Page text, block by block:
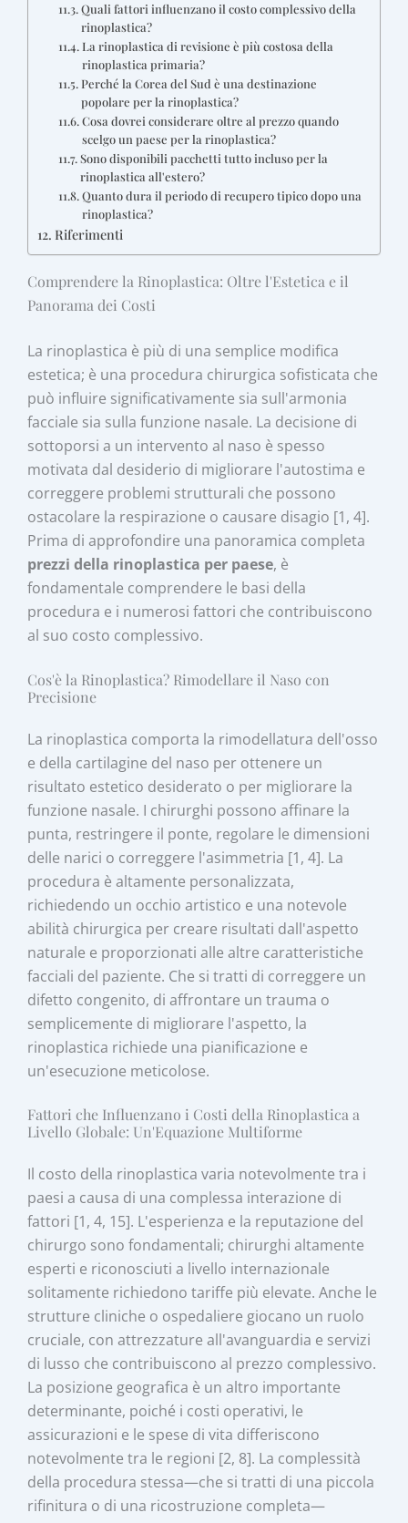
Quali fattori influenzano il costo complessivo della
rinoplastica?
La rinoplastica di revisione è più costosa della
rinoplastica primaria?
Perché la Corea del Sud è una destinazione
popolare per la rinoplastica?
Cosa dovrei considerare oltre al prezzo quando
scelgo un paese per la rinoplastica?
Sono disponibili pacchetti tutto incluso per la
rinoplastica all'estero?
Quanto dura il periodo di recupero tipico dopo una
rinoplastica?
Riferimenti
Comprendere la Rinoplastica: Oltre l'Estetica e il
Panorama dei Costi
La rinoplastica è più di una semplice modifica
estetica; è una procedura chirurgica sofisticata che
può influire significativamente sia sull'armonia
facciale sia sulla funzione nasale. La decisione di
sottoporsi a un intervento al naso è spesso
motivata dal desiderio di migliorare l'autostima e
correggere problemi strutturali che possono
ostacolare la respirazione o causare disagio [1, 4].
Prima di approfondire una panoramica completa
prezzi della rinoplastica per paese, è
fondamentale comprendere le basi della
procedura e i numerosi fattori che contribuiscono
al suo costo complessivo.
Cos'è la Rinoplastica? Rimodellare il Nasо con
Precisione
La rinoplastica comporta la rimodellatura dell'osso
e della cartilagine del naso per ottenere un
risultato estetico desiderato o per migliorare la
funzione nasale. I chirurghi possono affinare la
punta, restringere il ponte, regolare le dimensioni
delle narici o correggere l'asimmetria [1, 4]. La
procedura è altamente personalizzata,
richiedendo un occhio artistico e una notevole
abilità chirurgica per creare risultati dall'aspetto
naturale e proporzionati alle altre caratteristiche
facciali del paziente. Che si tratti di correggere un
difetto congenito, di affrontare un trauma o
semplicemente di migliorare l'aspetto, la
rinoplastica richiede una pianificazione e
un'esecuzione meticolose.
Fattori che Influenzano i Costi della Rinoplastica a
Livello Globale: Un'Equazione Multiforme
Il costo della rinoplastica varia notevolmente tra i
paesi a causa di una complessa interazione di
fattori [1, 4, 15]. L'esperienza e la reputazione del
chirurgo sono fondamentali; chirurghi altamente
esperti e riconosciuti a livello internazionale
solitamente richiedono tariffe più elevate. Anche le
strutture cliniche o ospedaliere giocano un ruolo
cruciale, con attrezzature all'avanguardia e servizi
di lusso che contribuiscono al prezzo complessivo.
La posizione geografica è un altro importante
determinante, poiché i costi operativi, le
assicurazioni e le spese di vita differiscono
notevolmente tra le regioni [2, 8]. La complessità
della procedura stessa—che si tratti di una piccola
rifinitura o di una ricostruzione completa—